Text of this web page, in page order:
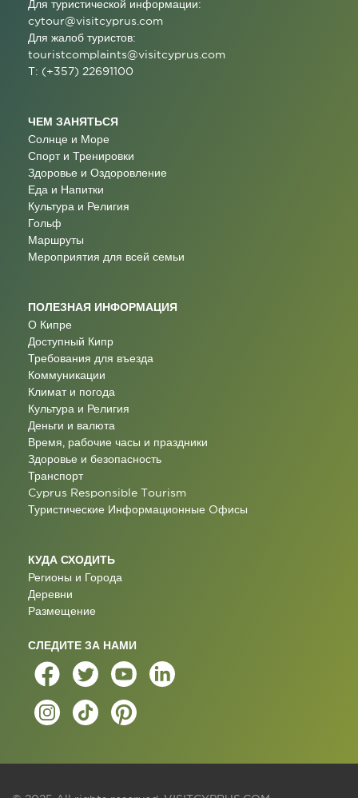
Для туристической информации:
cytour@visitcyprus.com
Для жалоб туристов:
touristcomplaints@visitcyprus.com
T: (+357) 22691100
ЧЕМ ЗАНЯТЬСЯ
Солнце и Море
Спорт и Тренировки
Здоровье и Оздоровление
Еда и Напитки
Культура и Религия
Гольф
Маршруты
Мероприятия для всей семьи
ПОЛЕЗНАЯ ИНФОРМАЦИЯ
О Кипре
Доступный Кипр
Требования для въезда
Коммуникации
Климат и погода
Культура и Религия
Деньги и валюта
Время, рабочие часы и праздники
Здоровье и безопасность
Транспорт
Cyprus Responsible Tourism
Туристические Информационные Oфисы
КУДА СХОДИТЬ
Регионы и Города
Деревни
Размещение
СЛЕДИТЕ ЗА НАМИ